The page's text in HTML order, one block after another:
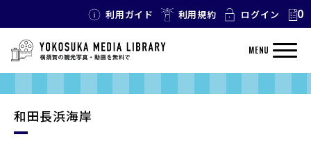
利用ガイド 利用規約 ログイン 0
MENU
和田長浜海岸